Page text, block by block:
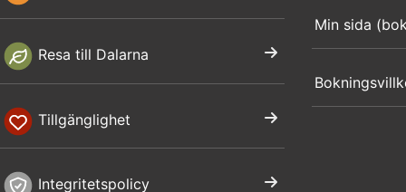
Resa till Dalarna
Tillgänglighet
Integritetspolicy
Min sida